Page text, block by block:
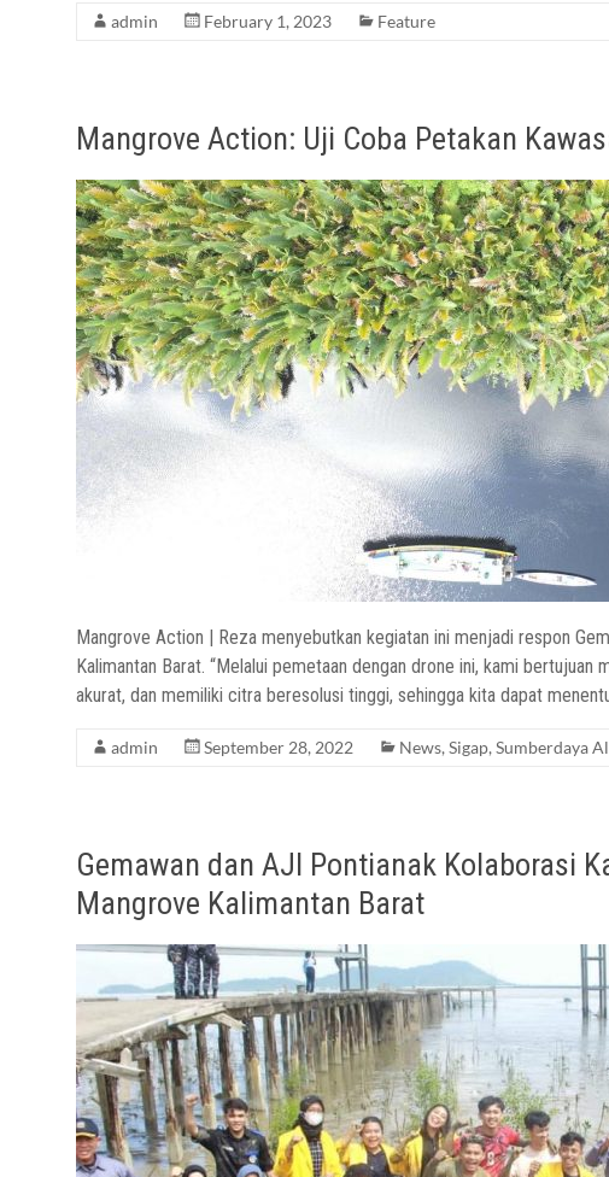
admin February 1, 2023 Feature
Mangrove Action: Uji Coba Petakan
Mangrove Action | Reza menyebutkan kegiatan ini menjadi respon
Kalimantan Barat. “Melalui pemetaan dengan drone ini, kami bertujuan
akurat, dan memiliki citra beresolusi tinggi, sehingga kita dapat
admin September 28, 2022 News, Sigap, Sumberdaya
Gemawan dan AJI Pontianak Kolaborasi
Mangrove Kalimantan Barat